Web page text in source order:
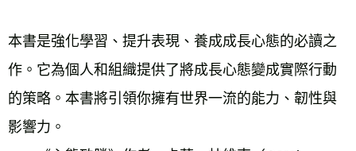
本書是強化學習、提升表現、養成成長心態的必讀之
作。它為個人和組織提供了將成長心態變成實際行動
的策略。本書將引領你擁有世界一流的能力、韌性與
影響力。